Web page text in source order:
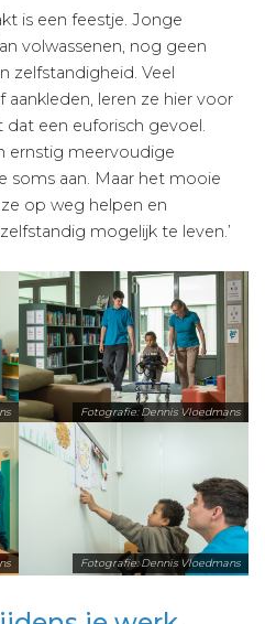
is een feestje. Jonge
volwassenen, nog geen
zelfstandigheid. Veel
leren ze hier voor
dat een euforisch gevoel.
ernstig meervoudige
soms aan. Maar het mooie
op weg helpen en
mogelijk te leven.’
Fotografie: Dennis Vloedmans
Fotografie: Dennis Vloedmans